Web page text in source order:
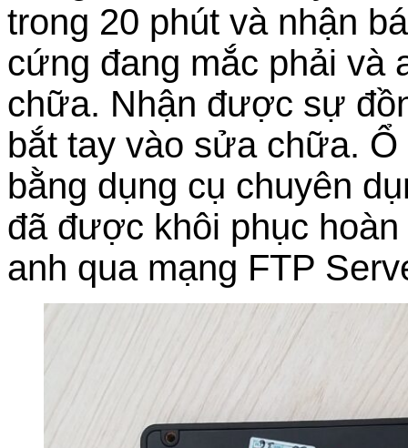
trong 20 phút và nhận
cứng đang mắc phải và
chữa. Nhận được sự
bắt tay vào sửa chữa.
bằng dụng cụ chuyên
đã được khôi phục
anh qua mạng FTP